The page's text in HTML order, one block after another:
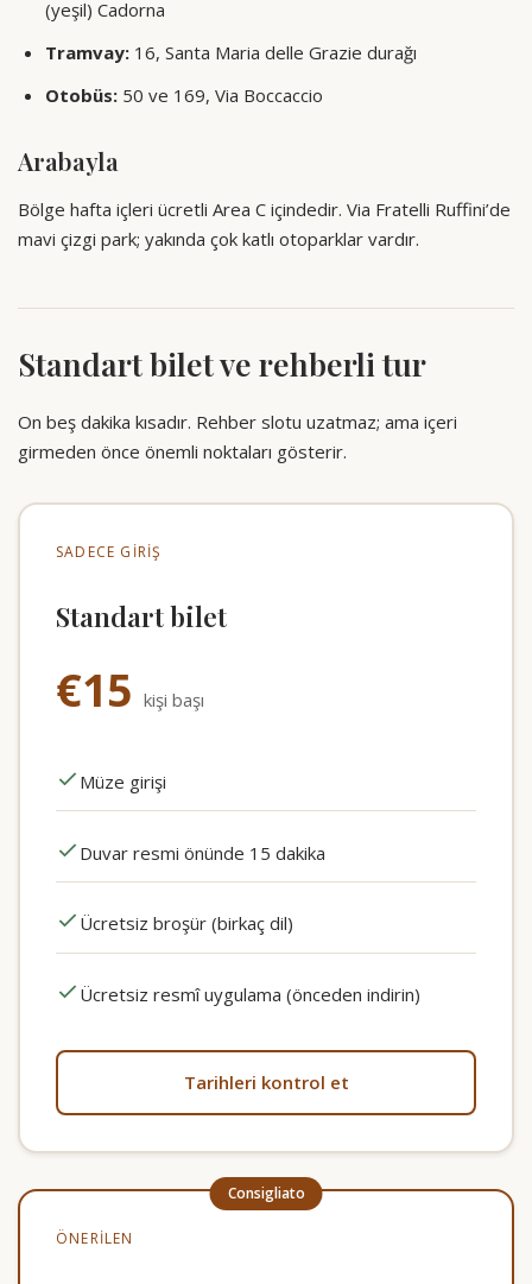
(yeşil) Cadorna
Tramvay:16, Santa Maria delle Grazie durağı
Otobüs:50 ve 169, Via Boccaccio
Arabayla
Bölge hafta içleri ücretli Area C içindedir. Via Fratelli Ruffini’de
mavi çizgi park; yakında çok katlı otoparklar vardır.
Standart bilet ve rehberli tur
On beş dakika kısadır. Rehber slotu uzatmaz; ama içeri
girmeden önce önemli noktaları gösterir.
SADECE GIRIŞ
Standart bilet
€15 kişi başı
Müze girişi
Duvar resmi önünde 15 dakika
Ücretsiz broşür (birkaç dil)
Ücretsiz resmî uygulama (önceden indirin)
Tarihleri kontrol et
ÖNERILEN